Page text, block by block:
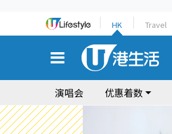
HK Travel
演唱会 优惠着数